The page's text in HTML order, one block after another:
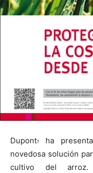
Dupont?
ha
novedosa solución
cultivo del